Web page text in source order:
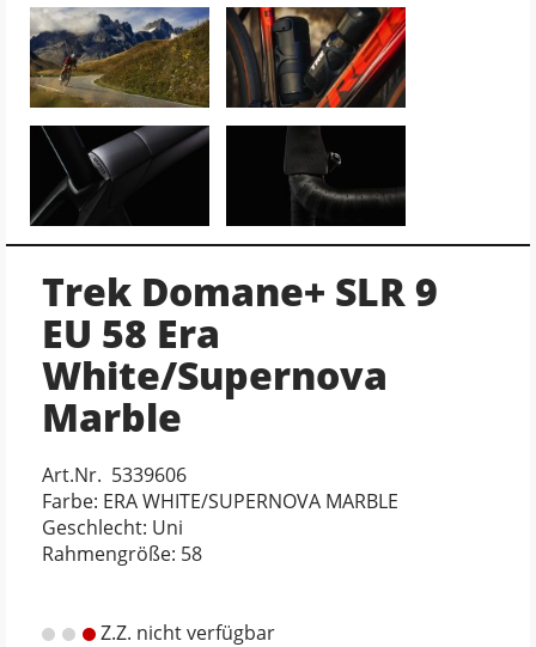
Trek Domane+ SLR 9
EU 58 Era
White/Supernova
Marble
Art.Nr. 5339606
Farbe: ERA WHITE/SUPERNOVA MARBLE
Geschlecht: Uni
Rahmengröße: 58
Z.Z. nicht verfügbar